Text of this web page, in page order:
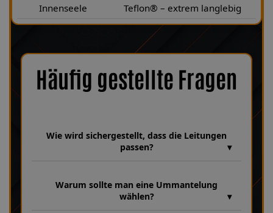
Innenseele
Teflon® – extrem langlebig
Häufig gestellte Fragen
Wie wird sichergestellt, dass die Leitungen
passen?
Leitungsvarianten hinterlegt sind. Dabei achten wir bei jeder
Fertigung genau auf Fahrzeugparameter wie HSN 4136, TSN
Warum sollte man eine Ummantelung
wählen?